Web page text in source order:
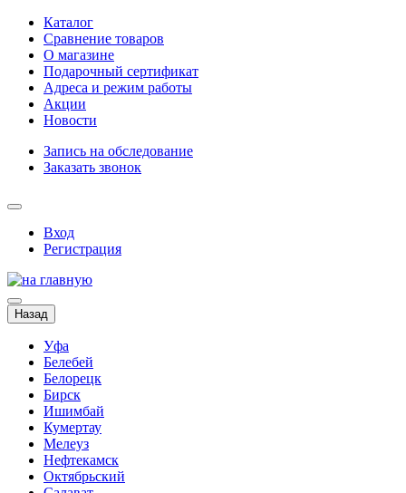
Каталог
Сравнение товаров
О магазине
Подарочный сертификат
Адреса и режим работы
Акции
Новости
Запись на обследование
Заказать звонок
Вход
Регистрация
Назад
Уфа
Белебей
Белорецк
Бирск
Ишимбай
Кумертау
Мелеуз
Нефтекамск
Октябрьский